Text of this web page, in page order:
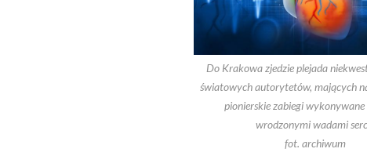
Do Krakowa zjedzie plejada
światowych autorytetów, mających
pionierskie zabiegi wykonywane
wrodzonymi wadami
fot. archiwum